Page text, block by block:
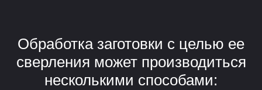
Обработка заготовки с целью ее
сверления может производиться
несколькими способами: